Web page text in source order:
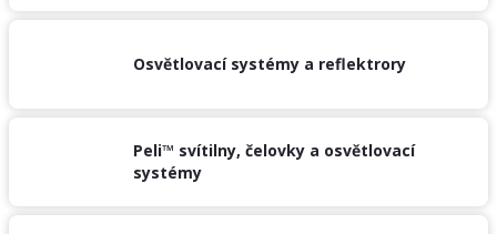
sport
Nepřehlédněte
CZK
/
Osvětlovací systémy a reflektrory
Peli™ svítilny, čelovky a osvětlovací
systémy